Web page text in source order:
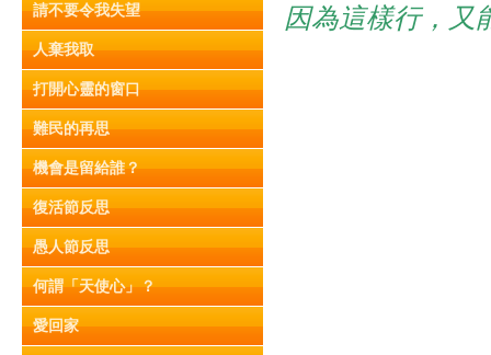
請不要令我失望
人棄我取
打開心靈的窗口
難民的再思
機會是留給誰？
復活節反思
愚人節反思
何謂「天使心」？
愛回家
因為這樣行，又